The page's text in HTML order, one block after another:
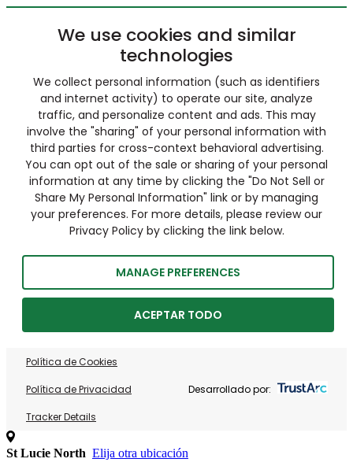
We use cookies and similar
technologies
We collect personal information (such as identifiers
and internet activity) to operate our site, analyze
traffic, and personalize content and ads. This may
involve the "sharing" of your personal information with
third parties for cross-context behavioral advertising.
You can opt out of the sale or sharing of your personal
information at any time by clicking the "Do Not Sell or
Share My Personal Information" link or by managing
your preferences. For more details, please review our
Privacy Policy by clicking the link below.
MANAGE PREFERENCES
ACEPTAR TODO
Política de Cookies
Política de Privacidad
Tracker Details
Desarrollado por:
St Lucie North Elija otra ubicación